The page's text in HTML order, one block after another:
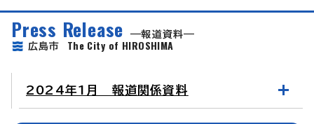
Press Release
報道資料
広島市 The City of HIROSHIMA
2024年1月 報道関係資料